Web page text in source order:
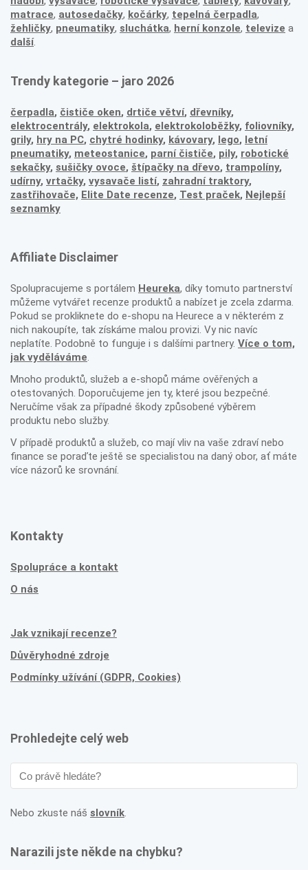
matrace, autosedačky, kočárky, tepelná čerpadla,
žehličky, pneumatiky, sluchátka, herní konzole, televize a
další.
Trendy kategorie – jaro 2026
čerpadla, čističe oken, drtiče větví, dřevníky,
elektrocentrály, elektrokola, elektrokoloběžky, foliovníky,
grily, hry na PC, chytré hodinky, kávovary, lego, letní
pneumatiky, meteostanice, parní čističe, pily, robotické
sekačky, sušičky ovoce, štípačky na dřevo, trampolíny,
udírny, vrtačky, vysavače listí, zahradní traktory,
zastřihovače, Elite Date recenze, Test praček, Nejlepší
seznamky
Affiliate Disclaimer
Spolupracujeme s portálem Heureka, díky tomuto partnerství
můžeme vytvářet recenze produktů a nabízet je zcela zdarma.
Pokud se prokliknete do e-shopu na Heurece a v některém z
nich nakoupíte, tak získáme malou provizi. Vy nic navíc
neplatíte. Podobně to funguje i s dalšími partnery. Více o tom,
jak vyděláváme.
Mnoho produktů, služeb a e-shopů máme ověřených a
otestovaných. Doporučujeme jen ty, které jsou bezpečné.
Neručíme však za případné škody způsobené výběrem
produktu nebo služby.
V případě produktů a služeb, co mají vliv na vaše zdraví nebo
finance se poraďte ještě se specialistou na daný obor, ať máte
více názorů ke srovnání.
Kontakty
Spolupráce a kontakt
O nás
Jak vznikají recenze?
Důvěryhodné zdroje
Podmínky užívání (GDPR, Cookies)
Prohledejte celý web
Nebo zkuste náš slovník.
Narazili jste někde na chybku?